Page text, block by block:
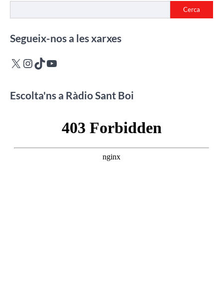
Cerca
Segueix-nos a les xarxes
X Instagram
TikTokYouTube
Escolta'ns a Ràdio Sant Boi